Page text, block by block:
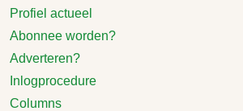
Profiel actueel
Abonnee worden?
Adverteren?
Inlogprocedure
Columns